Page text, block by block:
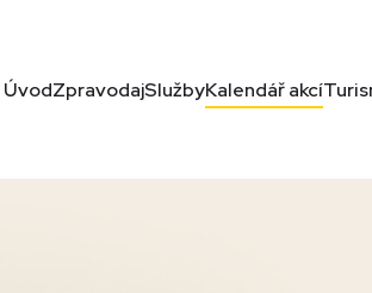
ÚvodZpravodajSlužbyKalendář akcí